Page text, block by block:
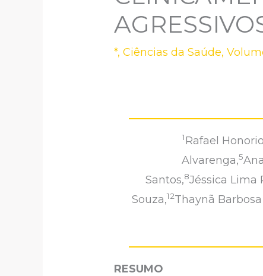
*,Ciências da Saúde,
1Rafael
Alvarenga,5
Santos,8Jéssica Lima
Souza,12Thaynã
RESUMO